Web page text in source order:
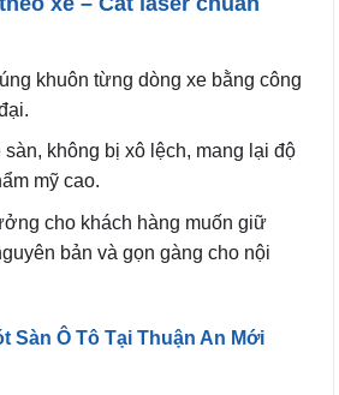
khuôn từng dòng xe bằng công
không bị xô lệch, mang lại độ
mỹ cao.
cho khách hàng muốn giữ
bản và gọn gàng cho nội
Sàn Ô Tô Tại Thuận An Mới